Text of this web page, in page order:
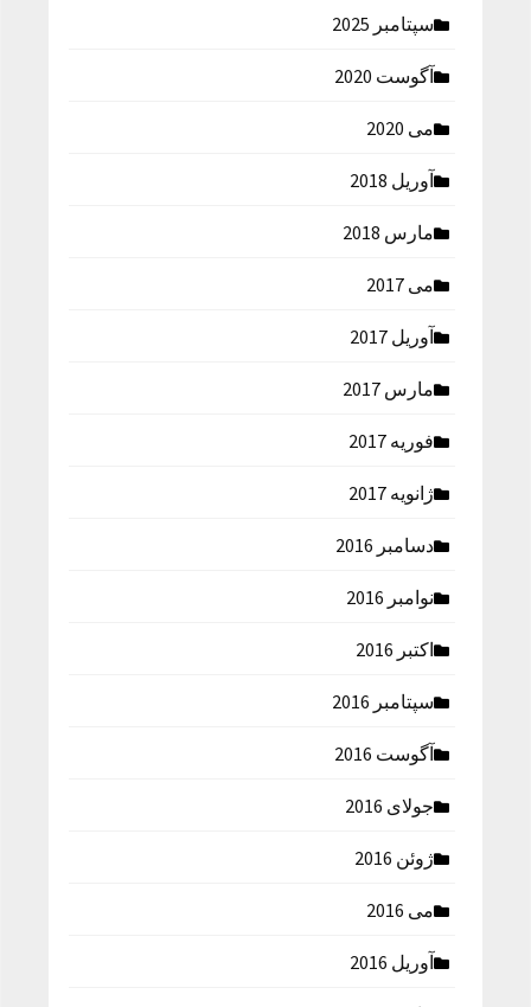
سپتامبر 2025
آگوست 2020
می 2020
آوریل 2018
مارس 2018
می 2017
آوریل 2017
مارس 2017
فوریه 2017
ژانویه 2017
دسامبر 2016
نوامبر 2016
اکتبر 2016
سپتامبر 2016
آگوست 2016
جولای 2016
ژوئن 2016
می 2016
آوریل 2016